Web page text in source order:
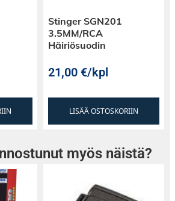
Stinger SGN201
3.5MM/RCA
Häiriösuodin
21,00€/kpl
LISÄÄ OSTOSKORIIN
myös näistä?